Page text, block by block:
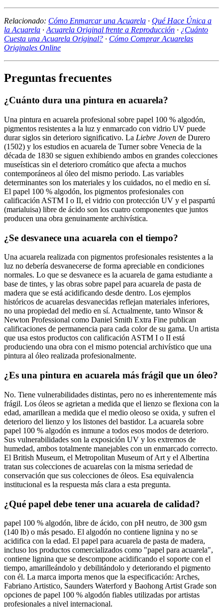
Relacionado: Cómo Enmarcar una Acuarela · Qué Hace Única a
la Acuarela ·Acuarela Original frente a Reproducción · ¿Cuánto
Cuesta una Acuarela Original? · Cómo Comprar Acuarelas
Originales Online
Preguntas frecuentes
¿Cuánto dura una pintura en acuarela?
Una pintura en acuarela profesional sobre papel 100 % algodón,
pigmentos resistentes a la luz y enmarcado con vidrio UV puede
durar siglos sin deterioro significativo. La Liebre Joven de Durero
(1502) y los estudios en acuarela de Turner sobre Venecia de la
década de 1830 se siguen exhibiendo ambos en grandes colecciones
museísticas sin el deterioro cromático que afecta a muchos
contemporáneos al óleo del mismo periodo. Las variables
determinantes son los materiales y los cuidados, no el medio en sí.
El papel 100 % algodón, los pigmentos profesionales con
calificación ASTM I o II, el vidrio con protección UV y el paspartú
(marialuisa) libre de ácido son los cuatro componentes que juntos
producen una obra genuinamente archivística.
¿Se desvanece una acuarela con el tiempo?
Una acuarela realizada con pigmentos profesionales resistentes a la
luz no debería desvanecerse de forma apreciable en condiciones
normales. Lo que se desvanece es la acuarela de gama estudiante a
base de tintes, y las obras sobre papel para acuarela de pasta de
madera que se está acidificando desde dentro. Los ejemplos
históricos de acuarelas desvanecidas reflejan materiales inferiores,
no una propiedad del medio en sí. Actualmente, tanto Winsor &
Newton Professional como Daniel Smith Extra Fine publican
calificaciones de permanencia para cada color de su gama. Un artista
que usa estos productos con calificación ASTM I o II está
produciendo una obra con el mismo potencial archivístico que una
pintura al óleo realizada profesionalmente.
¿Es una pintura en acuarela más frágil que un óleo?
No. Tiene vulnerabilidades distintas, pero no es inherentemente más
frágil. Los óleos se agrietan a medida que el lienzo se flexiona con la
edad, amarillean a medida que el medio oleoso se oxida, y sufren el
deterioro del lienzo y los listones del bastidor. La acuarela sobre
papel 100 % algodón es inmune a todos esos modos de deterioro.
Sus vulnerabilidades son la exposición UV y los extremos de
humedad, ambos totalmente manejables con un enmarcado correcto.
El British Museum, el Metropolitan Museum of Art y el Albertina
tratan sus colecciones de acuarelas con la misma seriedad de
conservación que sus colecciones de óleos. Esa equivalencia
institucional es la respuesta más clara a esta pregunta.
¿Qué papel debe tener una acuarela de calidad?
papel 100 % algodón, libre de ácido, con pH neutro, de 300 gsm
(140 lb) o más pesado. El algodón no contiene lignina y no se
acidifica con la edad. El papel para acuarela de pasta de madera,
incluso los productos comercializados como "papel para acuarela",
contiene lignina que se descompone acidificando el soporte con el
tiempo, amarilleándolo y debilitándolo y deteriorando el pigmento
con él. La marca importa menos que la especificación: Arches,
Fabriano Artistico, Saunders Waterford y Baohong Artist Grade son
opciones de papel 100 % algodón fiables utilizadas por artistas
profesionales a nivel internacional.